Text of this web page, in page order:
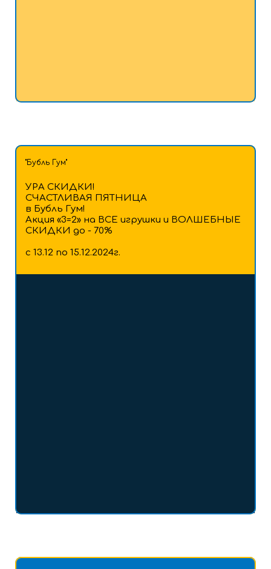
"Бубль Гум"
УРА СКИДКИ!
СЧАСТЛИВАЯ ПЯТНИЦА
в Бубль Гум!
Акция «3=2» на ВСЕ игрушки и ВОЛШЕБНЫЕ
СКИДКИ до - 70%
с 13.12 по 15.12.2024г.